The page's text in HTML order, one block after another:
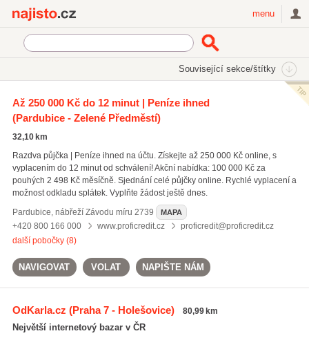
menu
Související sekce/štítky
Obchody (63324)
Velkoobchod a zprostředkování obchodu
Bazary a zastavárny
Všechny související sekce
Až 250 000 Kč do 12 minut | Peníze ihned
(Pardubice - Zelené Předměstí)
32,10 km
Razdva půjčka | Peníze ihned na účtu. Získejte až 250 000 Kč online, s
vyplacením do 12 minut od schválení! Akční nabídka: 100 000 Kč za
pouhých 2 498 Kč měsíčně. Sjednání celé půjčky online. Rychlé vyplacení a
možnost odkladu splátek. Vyplňte žádost ještě dnes.
Pardubice, nábřeží Závodu míru 2739 MAPA
+420 800 166 000 www.proficredit.cz
proficredit@proficredit.cz
další pobočky (8)
NAVIGOVAT VOLAT NAPIŠTE NÁM
OdKarla.cz (Praha 7 - Holešovice) 80,99 km
Největší internetový bazar v ČR